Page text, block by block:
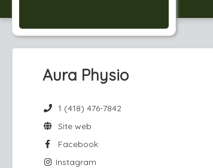
Aura Physio
1 (418) 476-7842
Site web
Facebook
Instagram